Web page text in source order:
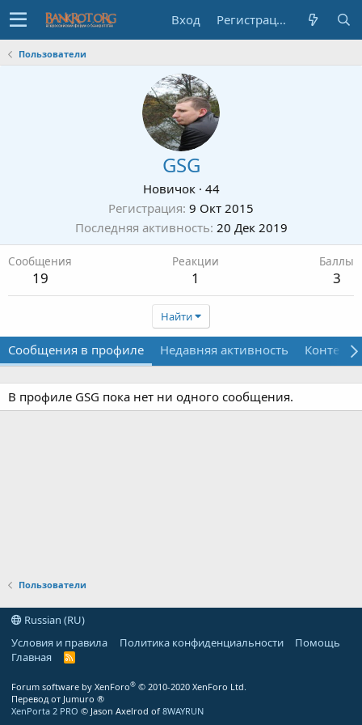
Вход Регистрация
Пользователи
GSG
Новичок · 44
Регистрация 9 Окт 2015
Последняя активность 20 Дек 2019
Сообщения
19
Реакции
1
Баллы
3
Найти
Сообщения в профиле Недавняя активность Контент
В профиле GSG пока нет ни одного сообщения.
Пользователи
Russian (RU)
Условия и правила
Политика конфиденциальности
Помощь
Главная
R
Forum software by XenForo® © 2010-2020 XenForo Ltd.
Перевод от Jumuro ®
XenPorta 2 PRO © Jason Axelrod of 8WAYRUN